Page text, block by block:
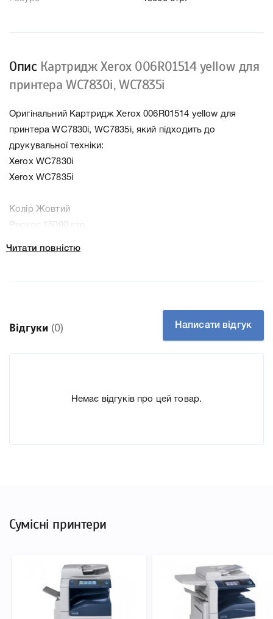
Опис Картридж Xerox 006R01514 yellow для
принтера WC7830i, WC7835i
Оригінальний Картридж Xerox 006R01514 yellow для
принтера WC7830i, WC7835i, який підходить до
друкувальної техніки:
Xerox WC7830i
Xerox WC7835i
Колір Жовтий
Ресурс 15000 стр.
До Картридж Xerox 006R01514 yellow для принтера
WC7830i, WC7835i ми підготували докладні
принтера WC7830i, WC7835i, що дозволить Вам легко
Читати повністю
Відгуки (0) Написати відгук
Немає відгуків про цей товар.
Сумісні принтери